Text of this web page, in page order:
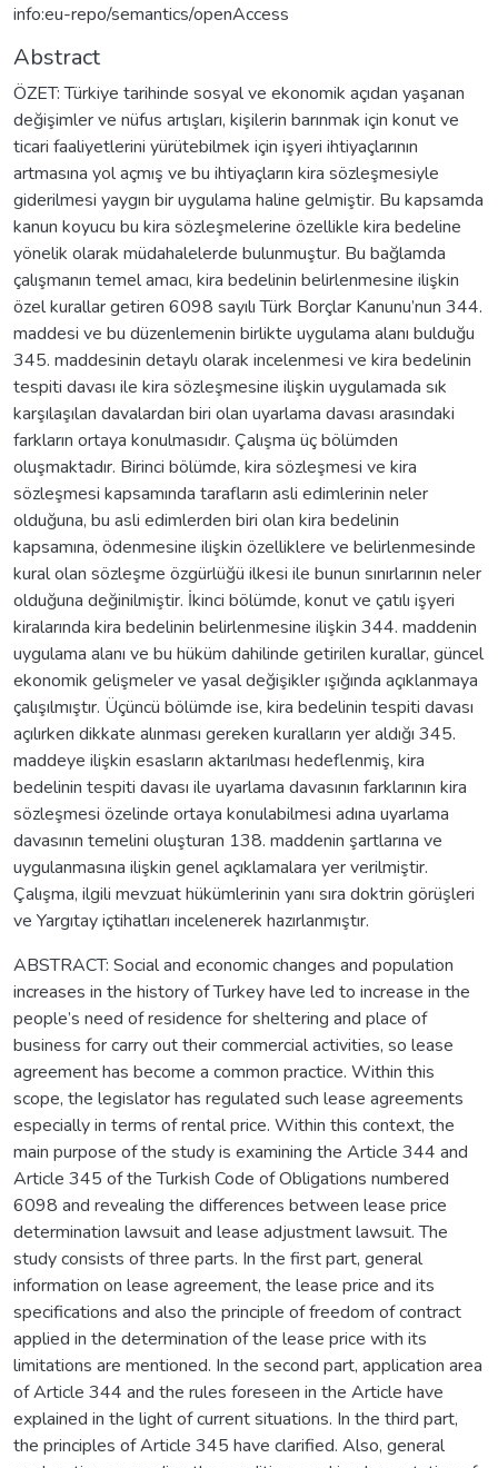
info:eu-repo/semantics/openAccess
Abstract
ÖZET: Türkiye tarihinde sosyal ve ekonomik açıdan yaşanan
değişimler ve nüfus artışları, kişilerin barınmak için konut ve
ticari faaliyetlerini yürütebilmek için işyeri ihtiyaçlarının
artmasına yol açmış ve bu ihtiyaçların kira sözleşmesiyle
giderilmesi yaygın bir uygulama haline gelmiştir. Bu kapsamda
kanun koyucu bu kira sözleşmelerine özellikle kira bedeline
yönelik olarak müdahalelerde bulunmuştur. Bu bağlamda
çalışmanın temel amacı, kira bedelinin belirlenmesine ilişkin
özel kurallar getiren 6098 sayılı Türk Borçlar Kanunu’nun 344.
maddesi ve bu düzenlemenin birlikte uygulama alanı bulduğu
345. maddesinin detaylı olarak incelenmesi ve kira bedelinin
tespiti davası ile kira sözleşmesine ilişkin uygulamada sık
karşılaşılan davalardan biri olan uyarlama davası arasındaki
farkların ortaya konulmasıdır. Çalışma üç bölümden
oluşmaktadır. Birinci bölümde, kira sözleşmesi ve kira
sözleşmesi kapsamında tarafların asli edimlerinin neler
olduğuna, bu asli edimlerden biri olan kira bedelinin
kapsamına, ödenmesine ilişkin özelliklere ve belirlenmesinde
kural olan sözleşme özgürlüğü ilkesi ile bunun sınırlarının neler
olduğuna değinilmiştir. İkinci bölümde, konut ve çatılı işyeri
kiralarında kira bedelinin belirlenmesine ilişkin 344. maddenin
uygulama alanı ve bu hüküm dahilinde getirilen kurallar, güncel
ekonomik gelişmeler ve yasal değişikler ışığında açıklanmaya
çalışılmıştır. Üçüncü bölümde ise, kira bedelinin tespiti davası
açılırken dikkate alınması gereken kuralların yer aldığı 345.
maddeye ilişkin esasların aktarılması hedeflenmiş, kira
bedelinin tespiti davası ile uyarlama davasının farklarının kira
sözleşmesi özelinde ortaya konulabilmesi adına uyarlama
davasının temelini oluşturan 138. maddenin şartlarına ve
uygulanmasına ilişkin genel açıklamalara yer verilmiştir.
Çalışma, ilgili mevzuat hükümlerinin yanı sıra doktrin görüşleri
ve Yargıtay içtihatları incelenerek hazırlanmıştır.
ABSTRACT: Social and economic changes and population
increases in the history of Turkey have led to increase in the
people’s need of residence for sheltering and place of
business for carry out their commercial activities, so lease
agreement has become a common practice. Within this
scope, the legislator has regulated such lease agreements
especially in terms of rental price. Within this context, the
main purpose of the study is examining the Article 344 and
Article 345 of the Turkish Code of Obligations numbered
6098 and revealing the differences between lease price
determination lawsuit and lease adjustment lawsuit. The
study consists of three parts. In the first part, general
information on lease agreement, the lease price and its
specifications and also the principle of freedom of contract
applied in the determination of the lease price with its
limitations are mentioned. In the second part, application area
of Article 344 and the rules foreseen in the Article have
explained in the light of current situations. In the third part,
the principles of Article 345 have clarified. Also, general